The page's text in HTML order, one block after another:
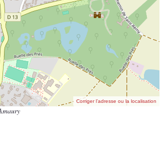
Corriger l’adresse ou la localisation